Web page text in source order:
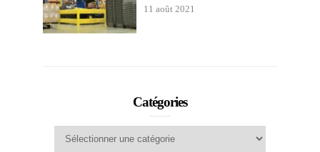
11 août 2021
Catégories
Catégories